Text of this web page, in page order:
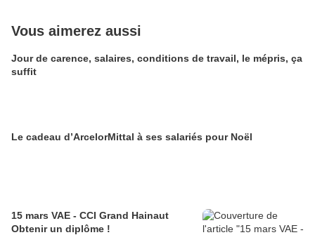
Vous aimerez aussi
Jour de carence, salaires, conditions de travail, le mépris, ça
suffit
Le cadeau d’ArcelorMittal à ses salariés pour Noël
15 mars VAE - CCI Grand Hainaut
Obtenir un diplôme !